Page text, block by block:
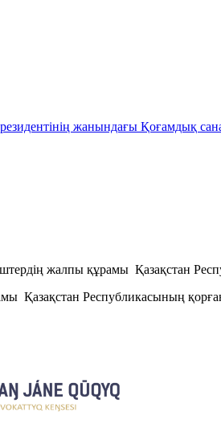
жанындағы Қоғамдық
жалпы құрамы Қазақстан
Қазақстан Республикасының